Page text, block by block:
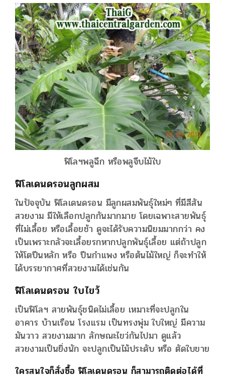
ฟิโลฯพลูฉีก หรือพลูจีบไม้ใบ
ฟิโลเดนดรอนลูกผสม
ในปัจจุบัน ฟิโลเดนดรอน มีลูกผสมพันธุ์ใหม่ๆ ที่มีสีสัน
สวยงาม มีให้เลือกปลูกกันมากมาย โดยเฉพาะสายพันธุ์
ที่ไม่เลื้อย หรือเลื้อยช้า ดูจะได้รับความนิยมมากกว่า คง
เป็นเพราะกลัวจะเลื้อยรกหากปลูกพันธุ์เลื้อย แต่ถ้าปลูก
ให้โตปีนหลัก หรือ ปีนกำแพง หรือต้นไม้ใหญ่ ก็จะทำให้
ได้บรรยากาศที่สวยงามได้เช่นกัน
ฟิโลเดนดรอน ใบไขว้
เป็นฟิโลฯ สายพันธุ์ชนิดไม่เลื้อย เหมาะที่จะปลูกใน
อาคาร บ้านเรือน โรงแรม เป็นทรงพุ่ม ใบใหญ่ มีความ
มันวาว สวยงามมาก ลักษณะไขว่กันไปมา ดูแล้ว
สวยงามเป็นยิ่งนัก จะปลูกเป็นไม้ประดับ หรือ ตัดใบขาย
ใครสนใจก็สั่งซื้อ ฟิโลเดนดรอน ก็สามารถติดต่อได้ที่